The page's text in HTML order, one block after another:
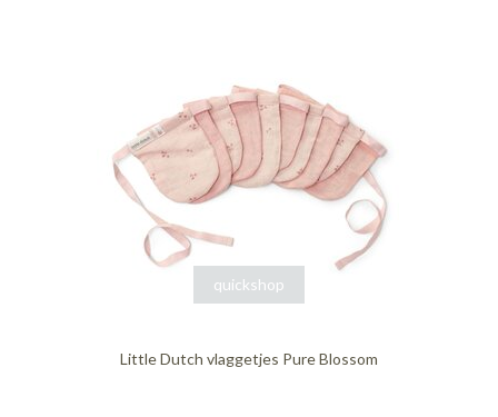
quickshop
Little Dutch vlaggetjes Pure Blossom